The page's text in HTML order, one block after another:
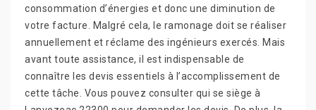
consommation d’énergies et donc une diminution de
votre facture. Malgré cela, le ramonage doit se réaliser
annuellement et réclame des ingénieurs exercés. Mais
avant toute assistance, il est indispensable de
connaître les devis essentiels à l’accomplissement de
cette tâche. Vous pouvez consulter qui se siège à